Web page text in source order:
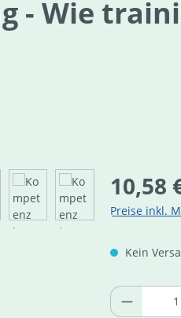
- Wie
Regulärer
10,58
Preise inkl.
Kein